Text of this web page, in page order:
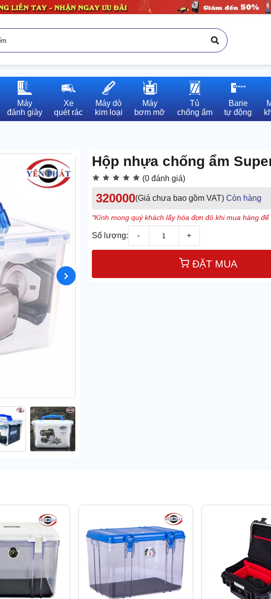
Máy
đánh giày
Xe
quét rác
Máy dò
kim loại
Máy
bơm mỡ
Tủ
chống ẩm
Barie
tự động
Hộp nhựa chống ẩm
(0 đánh giá)
320000(Giá chưa bao gồm VAT) Còn hàng
*Kính mong quý khách lấy hóa đơn đỏ khi mua hàng
Số lượng: - +
ĐẶT MUA